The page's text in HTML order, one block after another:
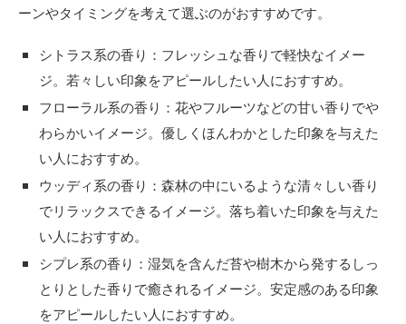
ーンやタイミングを考えて選ぶのがおすすめです。
シトラス系の香り：フレッシュな香りで軽快なイメー
ジ。若々しい印象をアピールしたい人におすすめ。
フローラル系の香り：花やフルーツなどの甘い香りでや
わらかいイメージ。優しくほんわかとした印象を与えた
い人におすすめ。
ウッディ系の香り：森林の中にいるような清々しい香り
でリラックスできるイメージ。落ち着いた印象を与えた
い人におすすめ。
シプレ系の香り：湿気を含んだ苔や樹木から発するしっ
とりとした香りで癒されるイメージ。安定感のある印象
をアピールしたい人におすすめ。